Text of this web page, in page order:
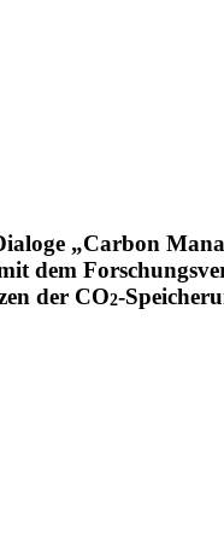
„Carbon
dem
der CO2-